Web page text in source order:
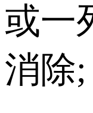
或一
消除;